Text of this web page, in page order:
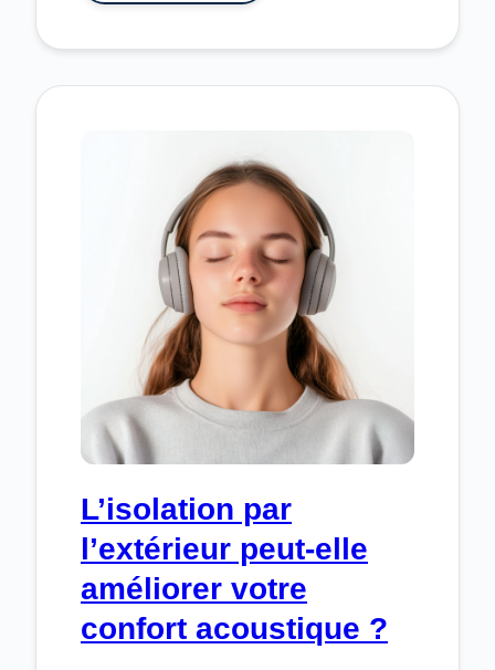
SIGNES
D’ÉTANCHÉITÉ
SUR
UNE
TERRASSE
?
L’isolation par
l’extérieur peut-elle
améliorer votre
confort acoustique ?